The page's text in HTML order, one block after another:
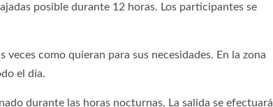
posible durante 12 horas. Los participantes se
como quieran para sus necesidades. En la zona
el día.
durante las horas nocturnas. La salida se efectuará